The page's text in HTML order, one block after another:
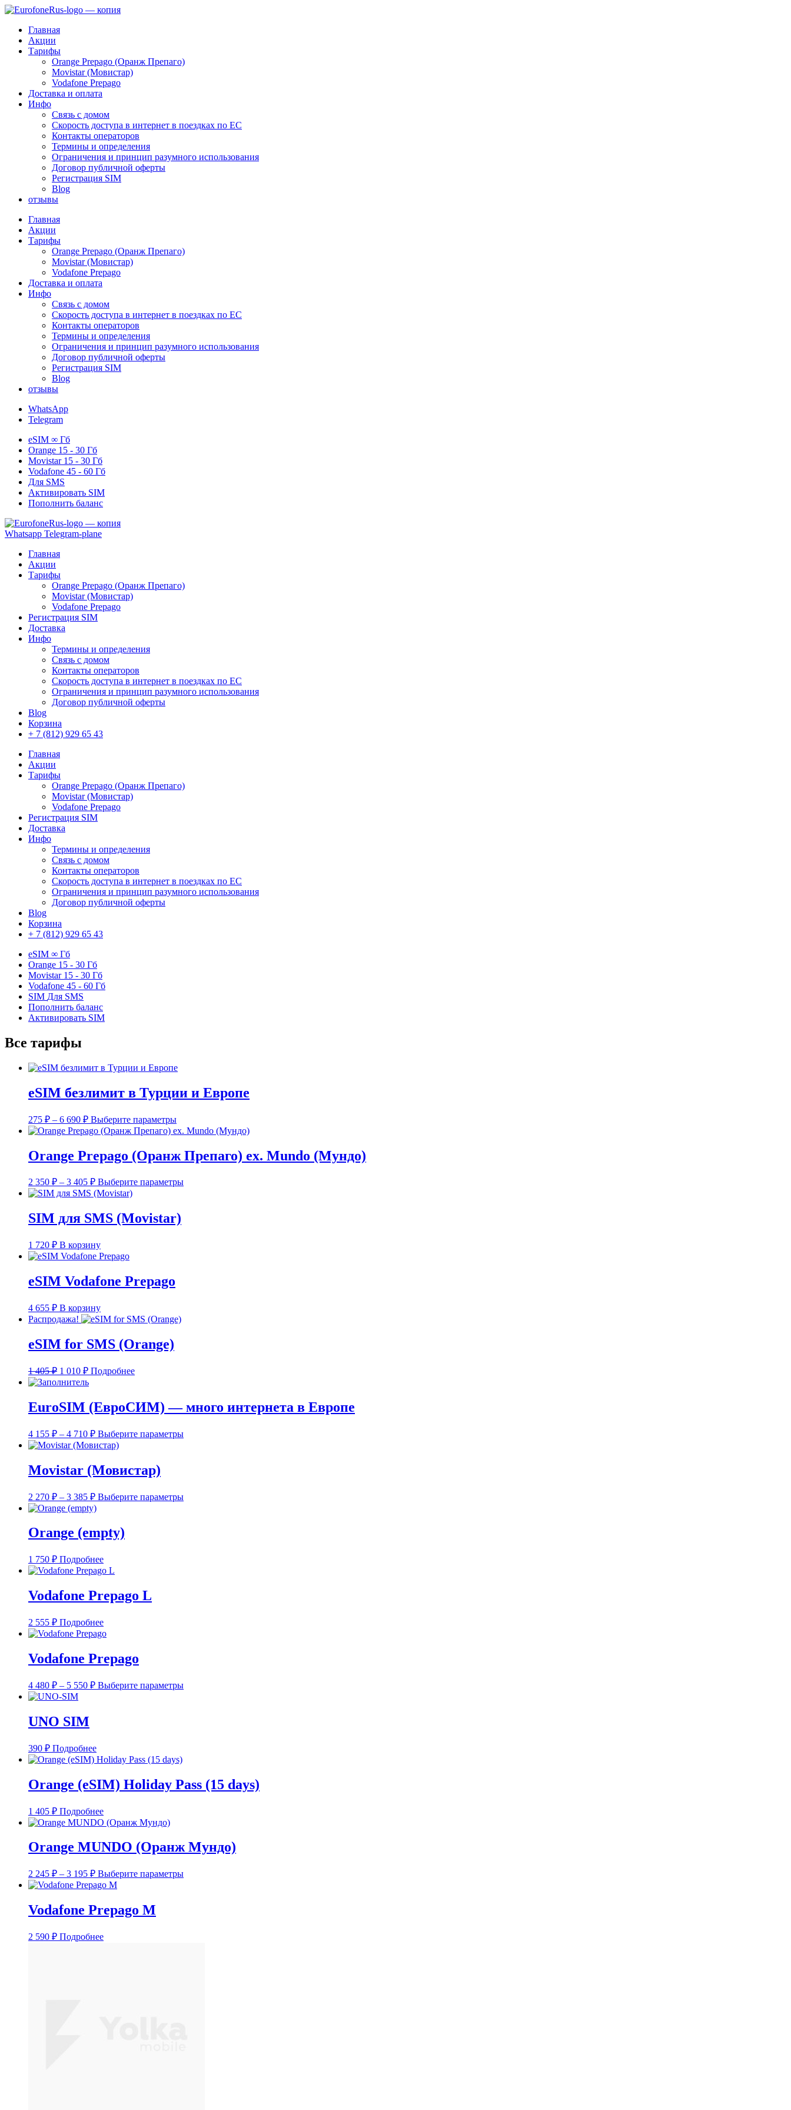
Перейти
содержимому
Главная
Акции
Тарифы
Orange Prepago (Оранж Препаго)
Movistar (Мовистар)
Vodafone Prepago
Доставка и оплата
Инфо
Связь с домом
Скорость доступа в интернет в поездках по ЕС
Контакты операторов
Термины и определения
Ограничения и принцип разумного использования
Договор публичной оферты
Регистрация SIM
Blog
отзывы
Главная
Акции
Тарифы
Orange Prepago (Оранж Препаго)
Movistar (Мовистар)
Vodafone Prepago
Доставка и оплата
Инфо
Связь с домом
Скорость доступа в интернет в поездках по ЕС
Контакты операторов
Термины и определения
Ограничения и принцип разумного использования
Договор публичной оферты
Регистрация SIM
Blog
отзывы
WhatsApp
Telegram
eSIM ∞ Гб
Orange 15 - 30 Гб
Movistar 15 - 30 Гб
Vodafone 45 - 60 Гб
Для SMS
Активировать SIM
Пополнить баланс
Whatsapp Telegram-plane
Главная
Акции
Тарифы
Orange Prepago (Оранж Препаго)
Movistar (Мовистар)
Vodafone Prepago
Регистрация SIM
Доставка
Инфо
Термины и определения
Связь с домом
Контакты операторов
Скорость доступа в интернет в поездках по ЕС
Ограничения и принцип разумного использования
Договор публичной оферты
Blog
Корзина
+ 7 (812) 929 65 43
Главная
Акции
Тарифы
Orange Prepago (Оранж Препаго)
Movistar (Мовистар)
Vodafone Prepago
Регистрация SIM
Доставка
Инфо
Термины и определения
Связь с домом
Контакты операторов
Скорость доступа в интернет в поездках по ЕС
Ограничения и принцип разумного использования
Договор публичной оферты
Blog
Корзина
+ 7 (812) 929 65 43
eSIM ∞ Гб
Orange 15 - 30 Гб
Movistar 15 - 30 Гб
Vodafone 45 - 60 Гб
SIM Для SMS
Пополнить баланс
Активировать SIM
Все тарифы
eSIM безлимит в Турции и Европе
275 ₽ – 6 690 ₽Диапазон
цен:
6
Выберите параметрыЭтот
товар
имеет
несколько
вариаций.
можно
странице
товара.
Orange Prepago (Оранж Препаго) ex. Mundo (Мундо)
2 350 ₽ – 3 405 ₽Диапазон
цен:
2
350 ₽
–
405 ₽
Выберите параметрыЭтот
SIM для SMS (Movistar)
1 720 ₽ В корзину
eSIM Vodafone Prepago
4 655 ₽ В корзину
Распродажа!
eSIM for SMS (Orange)
1 405₽ Первоначальная
цена
составляла
1
405 ₽.
1 010 ₽Текущая
цена:
1
010 ₽.
Подробнее
EuroSIM (ЕвроСИМ) — много интернета в Европе
4 155 ₽ – 4 710 ₽Диапазон
цен:
4
155 ₽
–
710 ₽
Выберите параметрыЭтот
можно
Movistar (Мовистар)
2 270 ₽ – 3 385 ₽Диапазон
цен:
2
270 ₽
–
385 ₽
Выберите параметрыЭтот
Orange (empty)
1 750 ₽ Подробнее
Vodafone Prepago L
2 555 ₽ Подробнее
Vodafone Prepago
4 480 ₽ – 5 550 ₽Диапазон
550 ₽
Выберите параметрыЭтот
странице
товара.
UNO SIM
390 ₽ Подробнее
Orange (eSIM) Holiday Pass (15 days)
1 405 ₽ Подробнее
Orange MUNDO (Оранж Мундо)
2 245 ₽ – 3 195 ₽Диапазон
цен:
2
245 ₽
–
195 ₽
Выберите параметрыЭтот
Vodafone Prepago M
2 590 ₽ Подробнее